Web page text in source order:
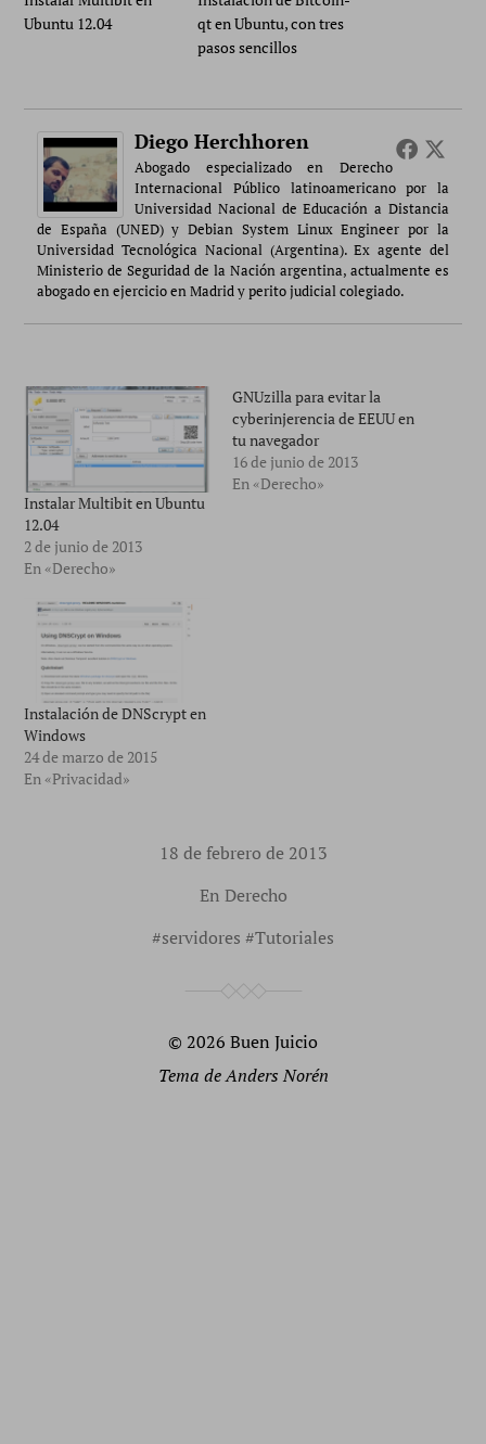
Ubuntu 12.04
qt en Ubuntu, con tres
pasos sencillos
Diego Herchhoren
Abogado especializado en Derecho
Internacional Público latinoamericano por la
Universidad Nacional de Educación a Distancia
de España (UNED) y Debian System Linux Engineer por la
Universidad Tecnológica Nacional (Argentina). Ex agente del
Ministerio de Seguridad de la Nación argentina, actualmente es
abogado en ejercicio en Madrid y perito judicial colegiado.
Instalar Multibit en Ubuntu
12.04
2 de junio de 2013
En «Derecho»
GNUzilla para evitar la
cyberinjerencia de EEUU en
tu navegador
16 de junio de 2013
En «Derecho»
Instalación de DNScrypt en
Windows
24 de marzo de 2015
En «Privacidad»
18 de febrero de 2013
En Derecho
#servidores #Tutoriales
© 2026 Buen Juicio
Tema deAnders Norén